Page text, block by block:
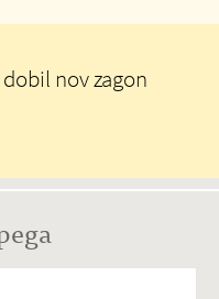
nov zagon